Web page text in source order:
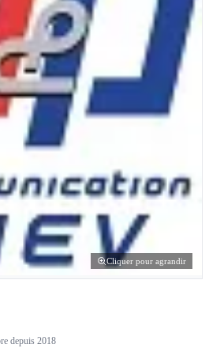
Cliquer pour agrandir
depuis 2018